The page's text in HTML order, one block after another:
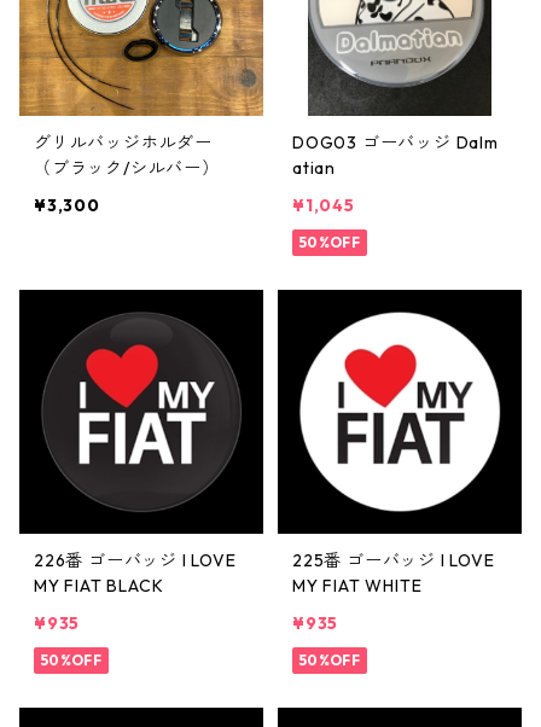
グリルバッジホルダー
（ブラック/シルバー）
¥3,300
DOG03 ゴーバッジ Dalm
atian
¥1,045
50%OFF
226番 ゴーバッジ I LOVE
MY FIAT BLACK
¥935
50%OFF
225番 ゴーバッジ I LOVE
MY FIAT WHITE
¥935
50%OFF